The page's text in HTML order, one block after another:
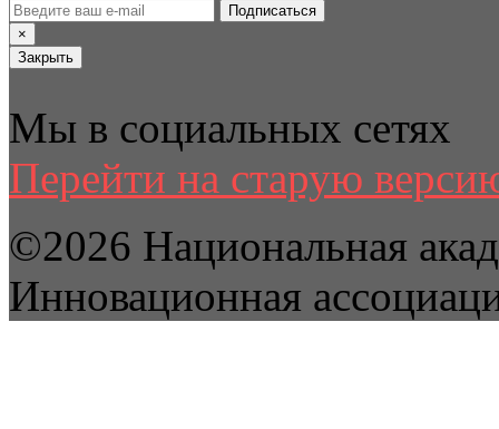
Подписаться
×
Закрыть
Мы в социальных сетях
Перейти на старую
©2026 Национальная
Инновационная